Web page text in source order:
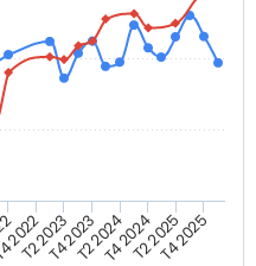
2022
T2 2023T4 2023T2 2024T4 2024T2 2025T4 2025